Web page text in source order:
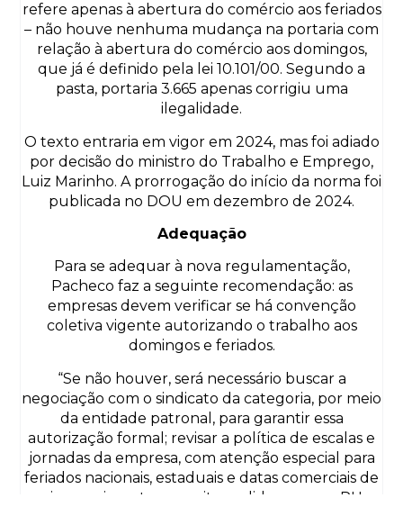
refere apenas à abertura do comércio aos feriados
– não houve nenhuma mudança na portaria com
relação à abertura do comércio aos domingos,
que já é definido pela lei 10.101/00. Segundo a
pasta, portaria 3.665 apenas corrigiu uma
ilegalidade.
O texto entraria em vigor em 2024, mas foi adiado
por decisão do ministro do Trabalho e Emprego,
Luiz Marinho. A prorrogação do início da norma foi
publicada no DOU em dezembro de 2024.
Adequação
Para se adequar à nova regulamentação,
Pacheco faz a seguinte recomendação: as
empresas devem verificar se há convenção
coletiva vigente autorizando o trabalho aos
domingos e feriados.
“Se não houver, será necessário buscar a
negociação com o sindicato da categoria, por meio
da entidade patronal, para garantir essa
autorização formal; revisar a política de escalas e
jornadas da empresa, com atenção especial para
feriados nacionais, estaduais e datas comerciais de
maior movimento; capacitar as lideranças, o RH e